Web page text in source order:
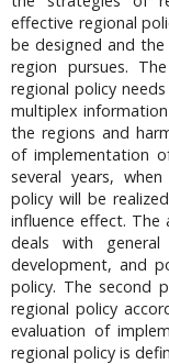
effective regional
be designed and
region pursues.
regional policy
multiplex
the regions and
of implementation
several years,
policy will be
influence effect.
deals with
development, and
policy. The second
regional policy
evaluation of
regional policy is